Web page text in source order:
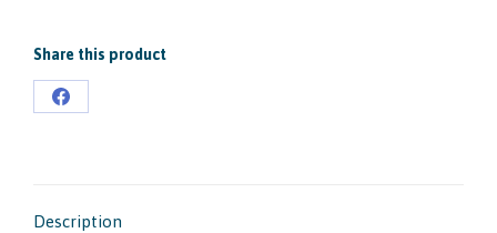
Share this product
Partager
Description